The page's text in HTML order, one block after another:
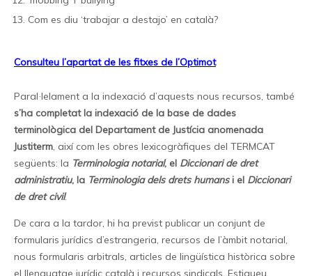
Com es diu ‘trabajar a destajo’ en català?
Consulteu l’apartat de les fitxes de l’Optimot
Paral·lelament a la indexació d’aquests nous recursos, també
s’ha completat la indexació de la base de dades
terminològica del Departament de Justícia anomenada
Justiterm, així com les obres lexicogràfiques del TERMCAT
següents: la Terminologia notarial, el Diccionari de dret
administratiu, la Terminologia dels drets humansi el Diccionari
de dret civil.
De cara a la tardor, hi ha previst publicar un conjunt de
formularis jurídics d’estrangeria, recursos de l’àmbit notarial,
nous formularis arbitrals, articles de lingüística històrica sobre
el llenguatge jurídic català i recursos sindicals. Estigueu